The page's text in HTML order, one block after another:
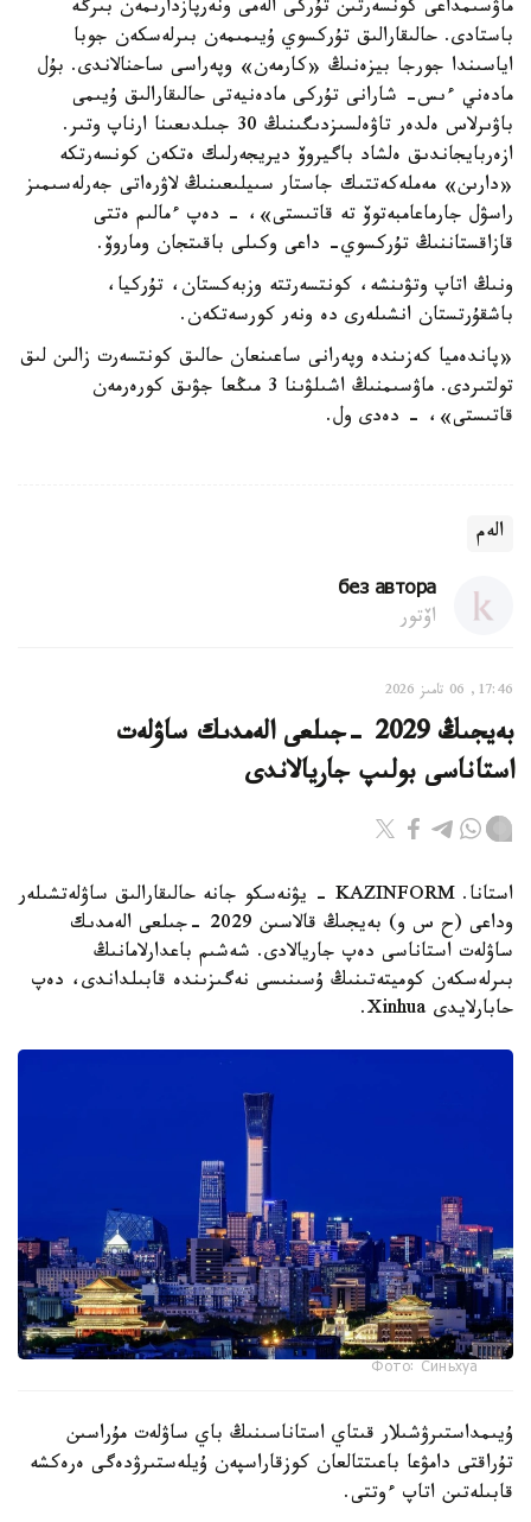
ماۋسىمداعى كونسەرتىن تۇركى الەمى ونەرپازدارىمەن بىرگە
باستادى. حالىقارالىق تۇركسوي ۇيىمىمەن بىرلەسكەن جوبا
اياسىندا جورجا بيزەنىڭ «كارمەن» وپەراسى ساحنالاندى. بۇل
مادەني ءىس- شارانى تۇركى مادەنيەتى حالىقارالىق ۇيىمى
باۋىرلاس ەلدەر تاۋەلسىزدىگىنىڭ 30 جىلدىعىنا ارناپ وتىر.
ازەربايجاندىق ەلشاد باگيروۆ ديريجەرلىك ەتكەن كونسەرتكە
«دارىن» مەملەكەتتىك جاستار سىيلىعىنىڭ لاۋرەاتى جەرلەسىمىز
راسۋل جارماعامبەتوۆ تە قاتىستى»، - دەپ ءمالىم ەتتى
قازاقستاننىڭ تۇركسوي- داعى وكىلى باقىتجان وماروۆ.
ونىڭ اتاپ وتۋىنشە، كونتسەرتتە وزبەكستان، تۇركيا،
باشقۇرتستان انشىلەرى دە ونەر كورسەتكەن.
«پاندەميا كەزىندە وپەرانى ساعىنعان حالىق كونتسەرت زالىن لىق
تولتىردى. ماۋسىمنىڭ اشىلۋىنا 3 مىڭعا جۋىق كورەرمەن
قاتىستى»، - دەدى ول.
الەم
без автора
اۆتور
17:46, 06 تامىز 2026
بەيجىڭ 2029 -جىلعى الەمدىك ساۋلەت
استاناسى بولىپ جاريالاندى
استانا. KAZINFORM - يۋنەسكو جانە حالىقارالىق ساۋلەتشىلەر
وداعى (ح س و) بەيجىڭ قالاسىن 2029 -جىلعى الەمدىك
ساۋلەت استاناسى دەپ جاريالادى. شەشىم باعدارلامانىڭ
بىرلەسكەن كوميتەتىنىڭ ۇسىنىسى نەگىزىندە قابىلداندى، دەپ
حابارلايدى Xinhua.
Фото: Синьхуа
ۇيىمداستىرۋشىلار قىتاي استاناسىنىڭ باي ساۋلەت مۇراسىن
تۇراقتى دامۋعا باعىتتالعان كوزقاراسپەن ۇيلەستىرۋدەگى ەرەكشە
قابىلەتىن اتاپ ءوتتى.